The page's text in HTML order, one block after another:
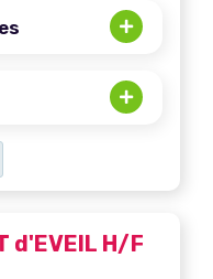
d'EVEIL H/F